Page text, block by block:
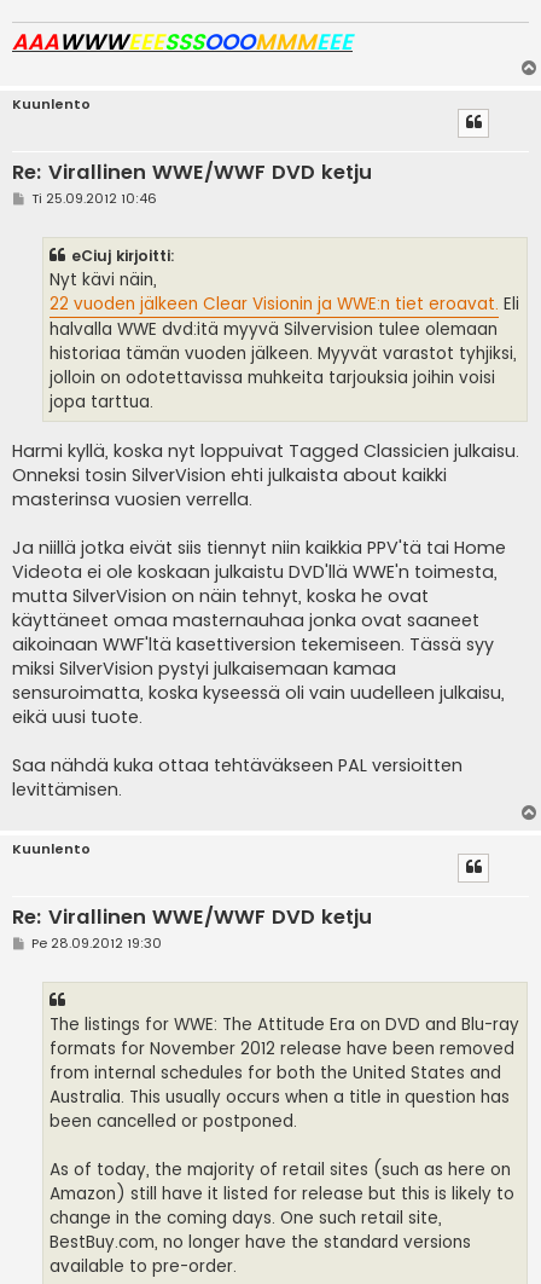
AAAWWWEEESSSOOOMMMEEE
Kuunlento
Re: Virallinen WWE/WWF DVD ketju
VTi 25.09.2012 10:46
eCiuj kirjoitti:
Nyt kävi näin,
22 vuoden jälkeen Clear Visionin ja WWE:n tiet eroavat. Eli
halvalla WWE dvd:itä myyvä Silvervision tulee olemaan
historiaa tämän vuoden jälkeen. Myyvät varastot tyhjiksi,
jolloin on odotettavissa muhkeita tarjouksia joihin voisi
jopa tarttua.
Harmi kyllä, koska nyt loppuivat Tagged Classicien julkaisu.
Onneksi tosin SilverVision ehti julkaista about kaikki
masterinsa vuosien verrella.
Ja niillä jotka eivät siis tiennyt niin kaikkia PPV'tä tai Home
Videota ei ole koskaan julkaistu DVD'llä WWE'n toimesta,
mutta SilverVision on näin tehnyt, koska he ovat
käyttäneet omaa masternauhaa jonka ovat saaneet
aikoinaan WWF'ltä kasettiversion tekemiseen. Tässä syy
miksi SilverVision pystyi julkaisemaan kamaa
sensuroimatta, koska kyseessä oli vain uudelleen julkaisu,
eikä uusi tuote.
Saa nähdä kuka ottaa tehtäväkseen PAL versioitten
levittämisen.
Kuunlento
Re: Virallinen WWE/WWF DVD ketju
VPe 28.09.2012 19:30
The listings for WWE: The Attitude Era on DVD and Blu-ray
formats for November 2012 release have been removed
from internal schedules for both the United States and
Australia. This usually occurs when a title in question has
been cancelled or postponed.
As of today, the majority of retail sites (such as here on
Amazon) still have it listed for release but this is likely to
change in the coming days. One such retail site,
BestBuy.com, no longer have the standard versions
available to pre-order.